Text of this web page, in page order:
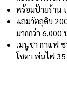
พร้อมป้ายร้าน
แถมวัตถุดิบ
มากกว่า 6,000
เมนูชา กาแฟ ช
โซดา พ่นไฟ 35